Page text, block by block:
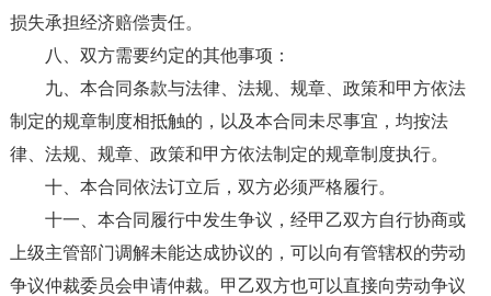
损失承担经济赔偿责任。
八、双方需要约定的其他事项：
九、本合同条款与法律、法规、规章、政策和甲方依法
制定的规章制度相抵触的，以及本合同未尽事宜，均按法
律、法规、规章、政策和甲方依法制定的规章制度执行。
十、本合同依法订立后，双方必须严格履行。
十一、本合同履行中发生争议，经甲乙双方自行协商或
上级主管部门调解未能达成协议的，可以向有管辖权的劳动
争议仲裁委员会申请仲裁。甲乙双方也可以直接向劳动争议